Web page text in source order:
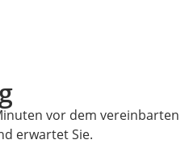
vor dem vereinbarten
erwartet Sie.